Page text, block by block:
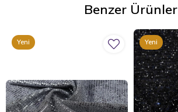
Benzer Ürünler
Yeni
Yeni
Ürün